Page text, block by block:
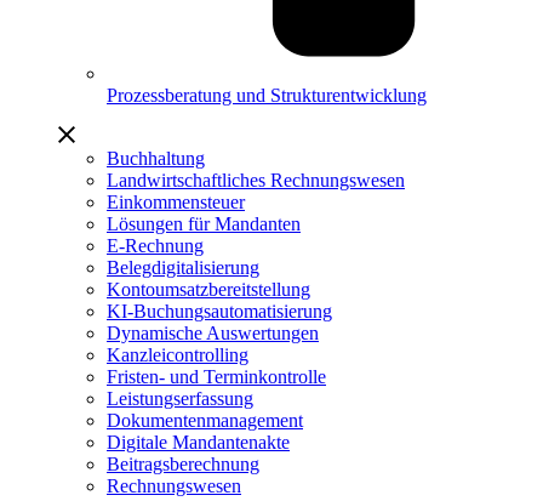
Prozessberatung und Strukturentwicklung
Buchhaltung
Landwirtschaftliches Rechnungswesen
Einkommensteuer
Lösungen für Mandanten
E-Rechnung
Belegdigitalisierung
Kontoumsatzbereitstellung
KI-Buchungsautomatisierung
Dynamische Auswertungen
Kanzleicontrolling
Fristen- und Terminkontrolle
Leistungserfassung
Dokumentenmanagement
Digitale Mandantenakte
Beitragsberechnung
Rechnungswesen